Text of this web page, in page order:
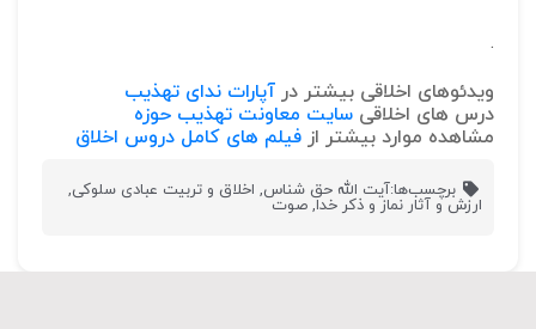
.
ویدئوهای اخلاقی بیشتر در آپارات ندای تهذیب
درس های اخلاقی سایت معاونت تهذیب حوزه
مشاهده موارد بیشتر از فیلم های کامل دروس اخلاق
برچسب‌ها:آیت الله حق شناس, اخلاق و تربیت عبادی سلوکی,
ارزش و آثار نماز و ذکر خدا, صوت